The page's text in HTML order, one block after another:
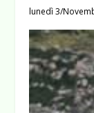
lunedì 3/